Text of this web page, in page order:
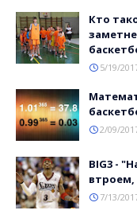
Кто
5/19/
2/09/
BIG3 -
7/13/